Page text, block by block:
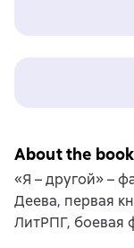
About the book
«Я – другой» –
Деева, первая
ЛитРПГ, боевая